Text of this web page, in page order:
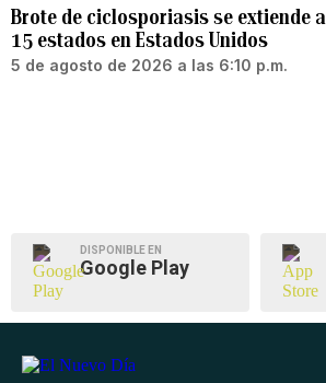
Brote de ciclosporiasis se extiende a
15 estados en Estados Unidos
5 de agosto de 2026 a las 6:10 p.m.
DISPONIBLE EN
Google Play